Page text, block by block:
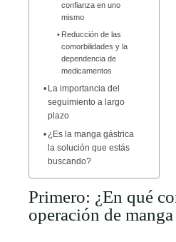
confianza en uno
mismo
Reducción de las
comorbilidades y la
dependencia de
medicamentos
La importancia del
seguimiento a largo
plazo
¿Es la manga gástrica
la solución que estás
buscando?
Primero: ¿En qué
operación de